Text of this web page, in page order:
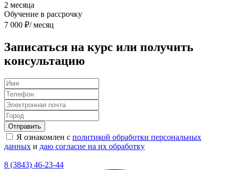
2 месяца
Обучение в рассрочку
7 000 ₽/ месяц
Записаться на курс или получить
консультацию
Я ознакомлен с политикой обработки персональных
данных и даю согласие на их обработку
8 (3843) 46-23-44